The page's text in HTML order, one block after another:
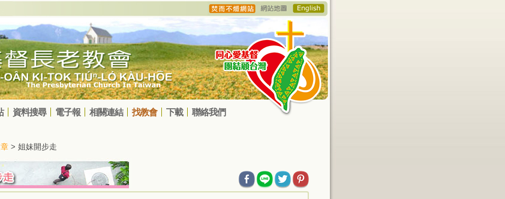
資料搜尋 電子報 相關連結 找教會 下載 聯絡我們
> 姐妹開步走